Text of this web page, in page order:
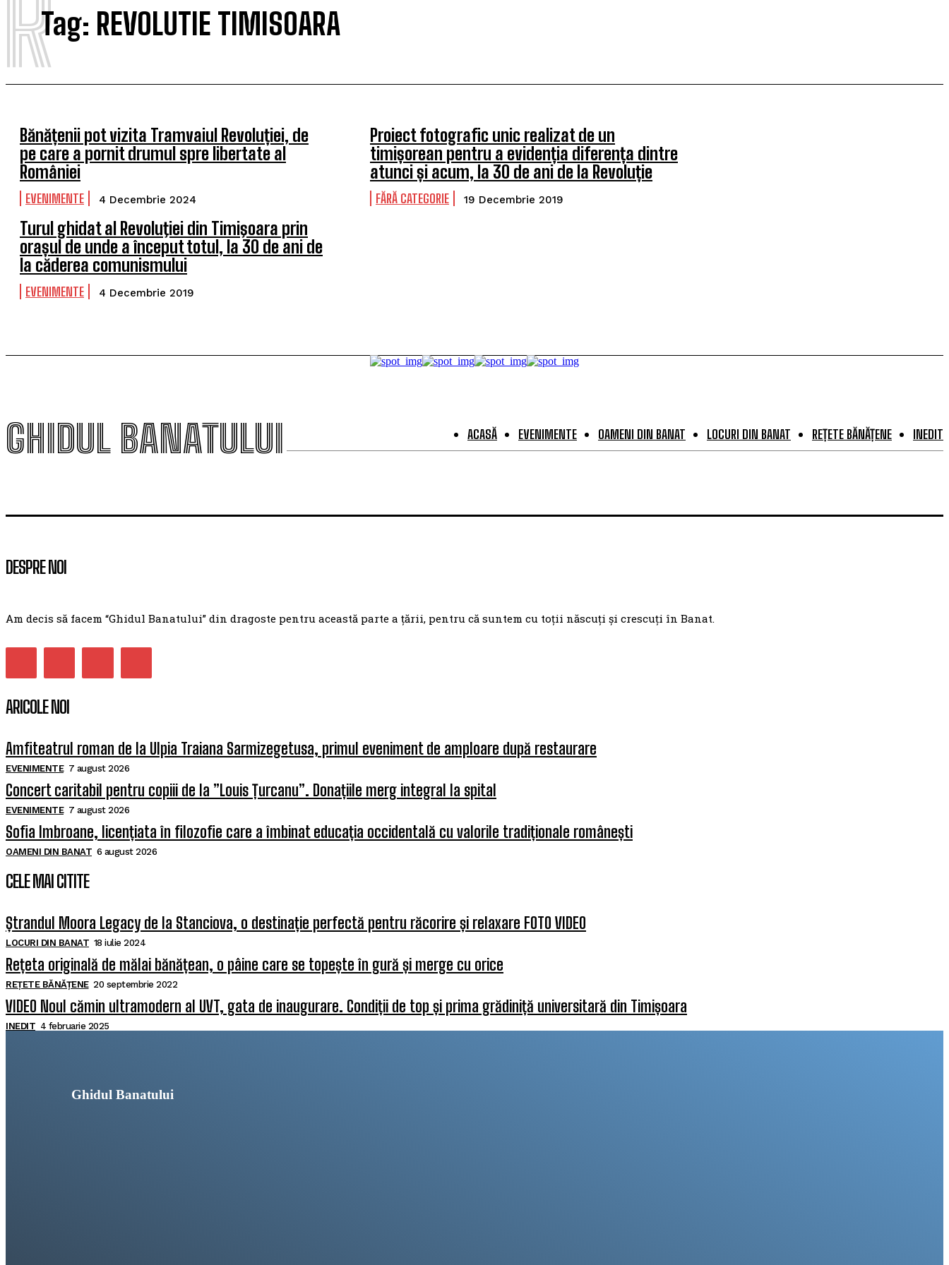
Tag: REVOLUTIE TIMISOARA
Bănățenii pot vizita Tramvaiul Revoluției, de
pe care a pornit drumul spre libertate al
României
EVENIMENTE 4 Decembrie 2024
Proiect fotografic unic realizat de un
timișorean pentru a evidenția diferența dintre
atunci și acum, la 30 de ani de la Revoluție
FĂRĂ CATEGORIE 19 Decembrie 2019
Turul ghidat al Revoluţiei din Timişoara prin
orașul de unde a început totul, la 30 de ani de
la căderea comunismului
EVENIMENTE 4 Decembrie 2019
GHIDUL BANATULUI ACASĂ EVENIMENTE OAMENI DIN BANAT LOCURI DIN BANAT REȚETE BĂNĂȚENE INEDIT
DESPRE NOI
Am decis să facem “Ghidul Banatului” din dragoste pentru această parte a țării, pentru că suntem cu toții născuți și crescuți în Banat.
ARICOLE NOI
Amfiteatrul roman de la Ulpia Traiana Sarmizegetusa, primul eveniment de amploare după restaurare
EVENIMENTE 7 august 2026
Concert caritabil pentru copiii de la ”Louis Țurcanu”. Donațiile merg integral la spital
EVENIMENTE 7 august 2026
Sofia Imbroane, licențiata în filozofie care a îmbinat educația occidentală cu valorile tradiționale românești
OAMENI DIN BANAT 6 august 2026
CELE MAI CITITE
Ștrandul Moora Legacy de la Stanciova, o destinație perfectă pentru răcorire și relaxare FOTO VIDEO
LOCURI DIN BANAT 18 iulie 2024
Rețeta originală de mălai bănățean, o pâine care se topește în gură și merge cu orice
REȚETE BĂNĂȚENE 20 septembrie 2022
VIDEO Noul cămin ultramodern al UVT, gata de inaugurare. Condiții de top și prima grădiniță universitară din Timișoara
INEDIT 4 februarie 2025
Ghidul Banatului